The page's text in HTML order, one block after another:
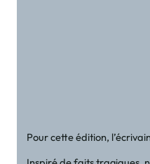
Pour cette édition,